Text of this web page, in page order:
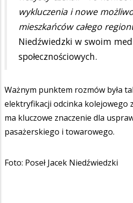
wykluczenia i nowe
mieszkańców całego
Niedźwiedzki w swoim
społecznościowych.
Ważnym punktem rozmów była
elektryfikacji odcinka kolejowego z
ma kluczowe znaczenie dla
pasażerskiego i towarowego.
Foto: Poseł Jacek Niedźwiedzki